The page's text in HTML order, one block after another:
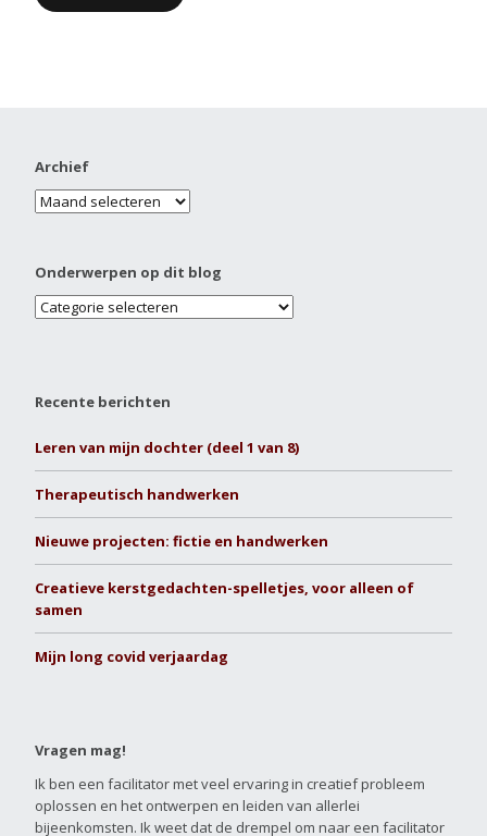
Archief
Onderwerpen op dit blog
Recente berichten
Leren van mijn dochter (deel 1 van 8)
Therapeutisch handwerken
Nieuwe projecten: fictie en handwerken
Creatieve kerstgedachten-spelletjes, voor alleen of
samen
Mijn long covid verjaardag
Vragen mag!
Ik ben een facilitator met veel ervaring in creatief probleem
oplossen en het ontwerpen en leiden van allerlei
bijeenkomsten. Ik weet dat de drempel om naar een facilitator